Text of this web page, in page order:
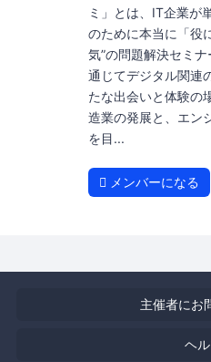
ミ」とは、IT企業が
のために本当に「役
気”の問題解決セミ
通じてデジタル関連
たな出会いと体験の
造業の発展と、エン
を目...
メンバーになる
主催者にお
ヘ